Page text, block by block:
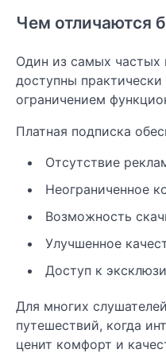
Чем отличаются
Один из самых частых
доступны
ограничением
Платная подписка
Отсутствие
Неограниченное
Возможность
Улучшенное
Доступ к
Для многих
путешествий, когда
ценит комфорт и